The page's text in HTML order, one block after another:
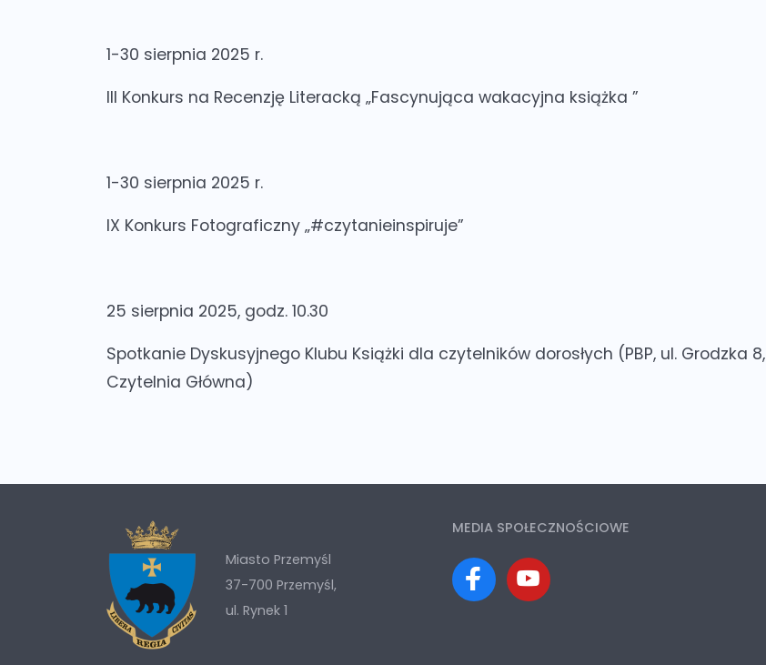
1-30 sierpnia 2025 r.
III Konkurs na Recenzję Literacką „Fascynująca wakacyjna książka ”
1-30 sierpnia 2025 r.
IX Konkurs Fotograficzny „#czytanieinspiruje”
25 sierpnia 2025, godz. 10.30
Spotkanie Dyskusyjnego Klubu Książki dla czytelników dorosłych (PBP, ul. Grodzka 8,
Czytelnia Główna)
Miasto Przemyśl
37-700 Przemyśl,
ul. Rynek 1
MEDIA SPOŁECZNOŚCIOWE